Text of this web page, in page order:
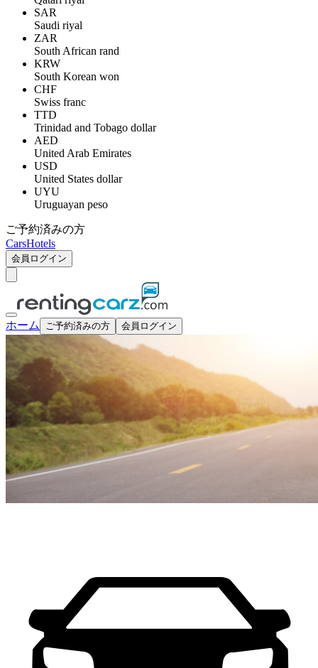
SAR
Saudi riyal
ZAR
South African rand
KRW
South Korean won
CHF
Swiss franc
TTD
Trinidad and Tobago dollar
AED
United Arab Emirates
USD
United States dollar
UYU
Uruguayan peso
ご予約済みの方
CarsHotels
会員ログイン
ホーム ご予約済みの方 会員ログイン